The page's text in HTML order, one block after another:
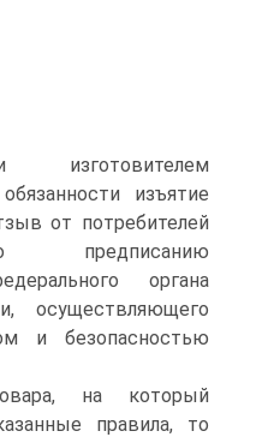
изготовителем
изъятие
от потребителей
предписанию
органа
осуществляющего
и безопасностью
на который
правила, то